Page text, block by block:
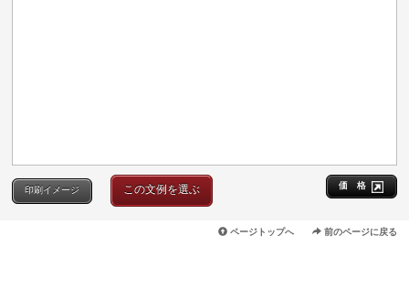
価 格
印刷イメージ この文例を選ぶ
ページトップへ 前のページに戻る